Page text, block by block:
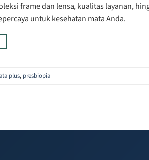
frame dan lensa, kualitas layanan,
untuk kesehatan mata Anda.
plus, presbiopia